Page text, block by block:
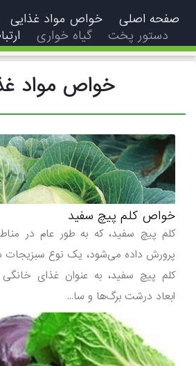
اصلی خواص مواد غذایی
دستور پخت
گیاه خواری ارتباط
خواص مواد
خواص کلم پیچ سفید
کلم پیچ سفید، که به طور عام در مناطق
پرورش داده می‌شود، یک نوع سبزیجات
کلم پیچ سفید، به عنوان غذای خانگی
ابعاد درشت برگ‌ها و سا...